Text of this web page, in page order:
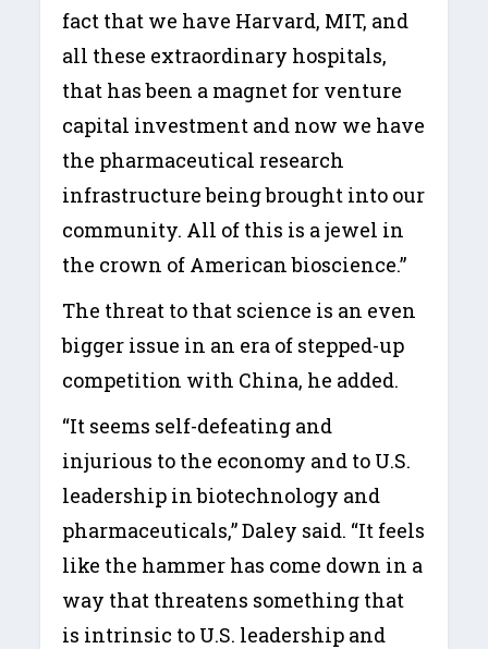
fact that we have Harvard, MIT, and
all these extraordinary hospitals,
that has been a magnet for venture
capital investment and now we have
the pharmaceutical research
infrastructure being brought into our
community. All of this is a jewel in
the crown of American bioscience.”
The threat to that science is an even
bigger issue in an era of stepped-up
competition with China, he added.
“It seems self-defeating and
injurious to the economy and to U.S.
leadership in biotechnology and
pharmaceuticals,” Daley said. “It feels
like the hammer has come down in a
way that threatens something that
is intrinsic to U.S. leadership and